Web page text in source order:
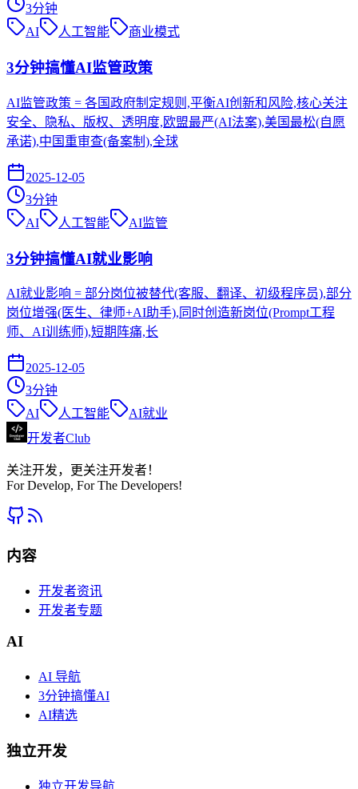
3分钟
AI
人工智能 商业模式
3分钟搞懂AI监管政策
AI监管政策 = 各国政府制定规则,平衡AI创新和风险,核心关注
安全、隐私、版权、透明度,欧盟最严(AI法案),美国最松(自愿
承诺),中国重审查(备案制),全球
2025-12-05
3分钟
AI
人工智能 AI监管
3分钟搞懂AI就业影响
AI就业影响 = 部分岗位被替代(客服、翻译、初级程序员),部分
岗位增强(医生、律师+AI助手),同时创造新岗位(Prompt工程
师、AI训练师),短期阵痛,长
2025-12-05
3分钟
AI
人工智能
AI就业
开发者Club
关注开发，更关注开发者！
For Develop, For The Developers!
内容
开发者资讯
开发者专题
AI
AI 导航
3分钟搞懂AI
AI精选
独立开发
独立开发导航